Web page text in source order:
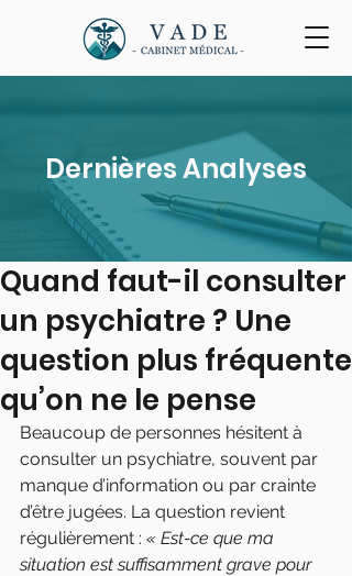
Dernières Analyses
Quand faut-il consulter
un psychiatre ? Une
question plus fréquente
qu’on ne le pense
Beaucoup de personnes hésitent à
consulter un psychiatre, souvent par
manque d’information ou par crainte
d’être jugées. La question revient
régulièrement : « Est-ce que ma
situation est suffisamment grave pour